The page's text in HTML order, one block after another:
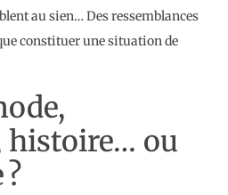
au sien… Des ressemblances
constituer une situation de
ou